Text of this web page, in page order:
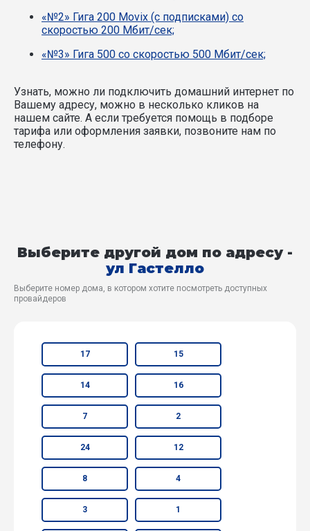
«№2» Гига 200 Movix (с подписками) со
скоростью 200 Мбит/сек;
«№3» Гига 500 со скоростью 500 Мбит/сек;
Узнать, можно ли подключить домашний интернет по
Вашему адресу, можно в несколько кликов на
нашем сайте. А если требуется помощь в подборе
тарифа или оформления заявки, позвоните нам по
телефону.
Выберите другой дом по адресу -
ул Гастелло
Выберите номер дома, в котором хотите посмотреть доступных
провайдеров
17 15
14 16
7 2
24 12
8 4
3 1